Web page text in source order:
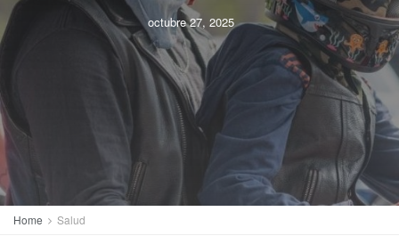
octubre 27, 2025
Home Salud